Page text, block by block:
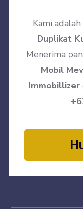
Kami adalah
Duplikat
Menerima
Mobil
Immobillizer